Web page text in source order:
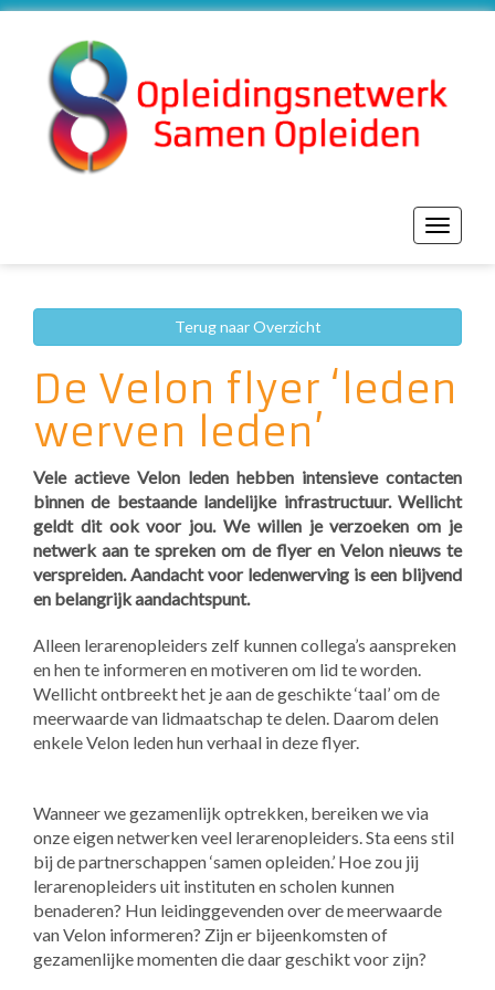
Toggle
Terug naar Overzicht
De Velon flyer ‘leden
werven leden’
Vele actieve Velon leden hebben intensieve contacten
binnen de bestaande landelijke infrastructuur. Wellicht
geldt dit ook voor jou. We willen je verzoeken om je
netwerk aan te spreken om de flyer en Velon nieuws te
verspreiden. Aandacht voor ledenwerving is een blijvend
en belangrijk aandachtspunt.
Alleen lerarenopleiders zelf kunnen collega’s aanspreken
en hen te informeren en motiveren om lid te worden.
Wellicht ontbreekt het je aan de geschikte ‘taal’ om de
meerwaarde van lidmaatschap te delen. Daarom delen
enkele Velon leden hun verhaal in deze flyer.
Wanneer we gezamenlijk optrekken, bereiken we via
onze eigen netwerken veel lerarenopleiders. Sta eens stil
bij de partnerschappen ‘samen opleiden.’ Hoe zou jij
lerarenopleiders uit instituten en scholen kunnen
benaderen? Hun leidinggevenden over de meerwaarde
van Velon informeren? Zijn er bijeenkomsten of
gezamenlijke momenten die daar geschikt voor zijn?